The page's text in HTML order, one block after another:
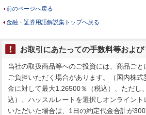
前のページへ戻る
金融・証券用語解説集トップへ戻る
お取引にあたっての手数料等およ
当社の取扱商品等へのご投資には、商品ごと
ご負担いただく場合があります。（国内株
金に対して最大1.26500％（税込）、ただし
込）、ハッスルレートを選択しオンライント
いただいた場合は、1日の約定代金合計が300